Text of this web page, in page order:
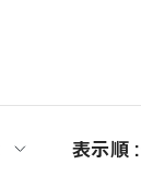
表示順 :